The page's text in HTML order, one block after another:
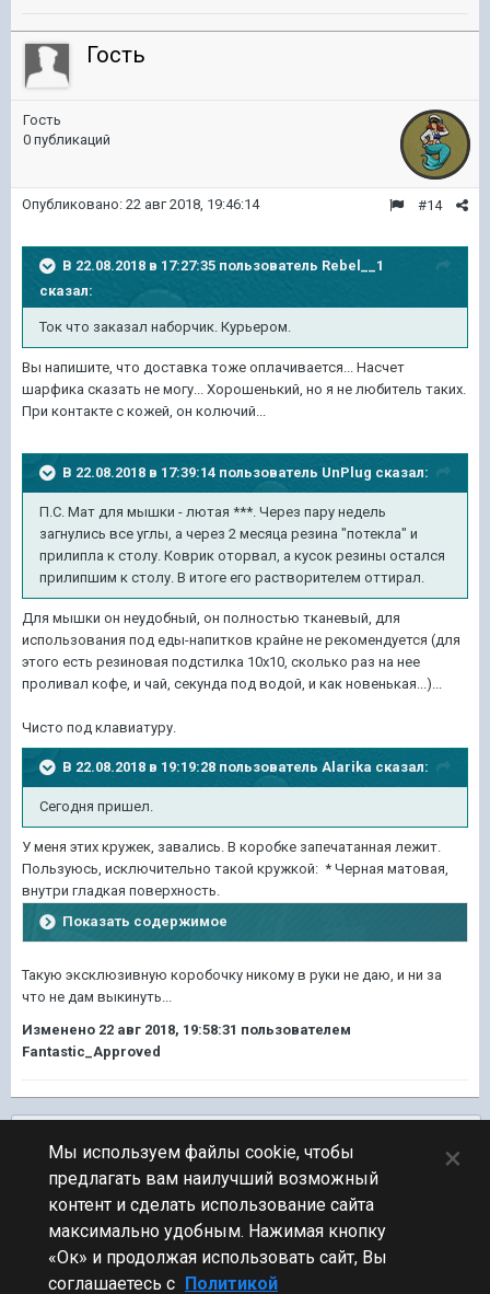
Гость
Гость
0 публикаций
#14
Опубликовано: 22 авг 2018, 19:46:14
В 22.08.2018 в 17:27:35 пользователь Rebel__1
сказал:
Ток что заказал наборчик. Курьером.
Вы напишите, что доставка тоже оплачивается... Насчет
шарфика сказать не могу... Хорошенький, но я не любитель таких.
При контакте с кожей, он колючий...
В 22.08.2018 в 17:39:14 пользователь UnPlug сказал:
П.С. Мат для мышки - лютая ***. Через пару недель
загнулись все углы, а через 2 месяца резина "потекла" и
прилипла к столу. Коврик оторвал, а кусок резины остался
прилипшим к столу. В итоге его растворителем оттирал.
Для мышки он неудобный, он полностью тканевый, для
использования под еды-напитков крайне не рекомендуется (для
этого есть резиновая подстилка 10х10, сколько раз на нее
проливал кофе, и чай, секунда под водой, и как новенькая...)...
Чисто под клавиатуру.
В 22.08.2018 в 19:19:28 пользователь Alarika сказал:
Сегодня пришел.
У меня этих кружек, завались. В коробке запечатанная лежит.
Пользуюсь, исключительно такой кружкой: * Черная матовая,
внутри гладкая поверхность.
Показать содержимое
Такую эксклюзивную коробочку никому в руки не даю, и ни за
что не дам выкинуть...
Изменено 22 авг 2018, 19:58:31 пользователем
Fantastic_Approved
ПЕРЕЙТИ К СПИСКУ ТЕМ
Флудилка
Мы используем файлы cookie, чтобы
предлагать вам наилучший возможный
контент и сделать использование сайта
максимально удобным. Нажимая кнопку
«Ок» и продолжая использовать сайт, Вы
соглашаетесь с Политикой
×